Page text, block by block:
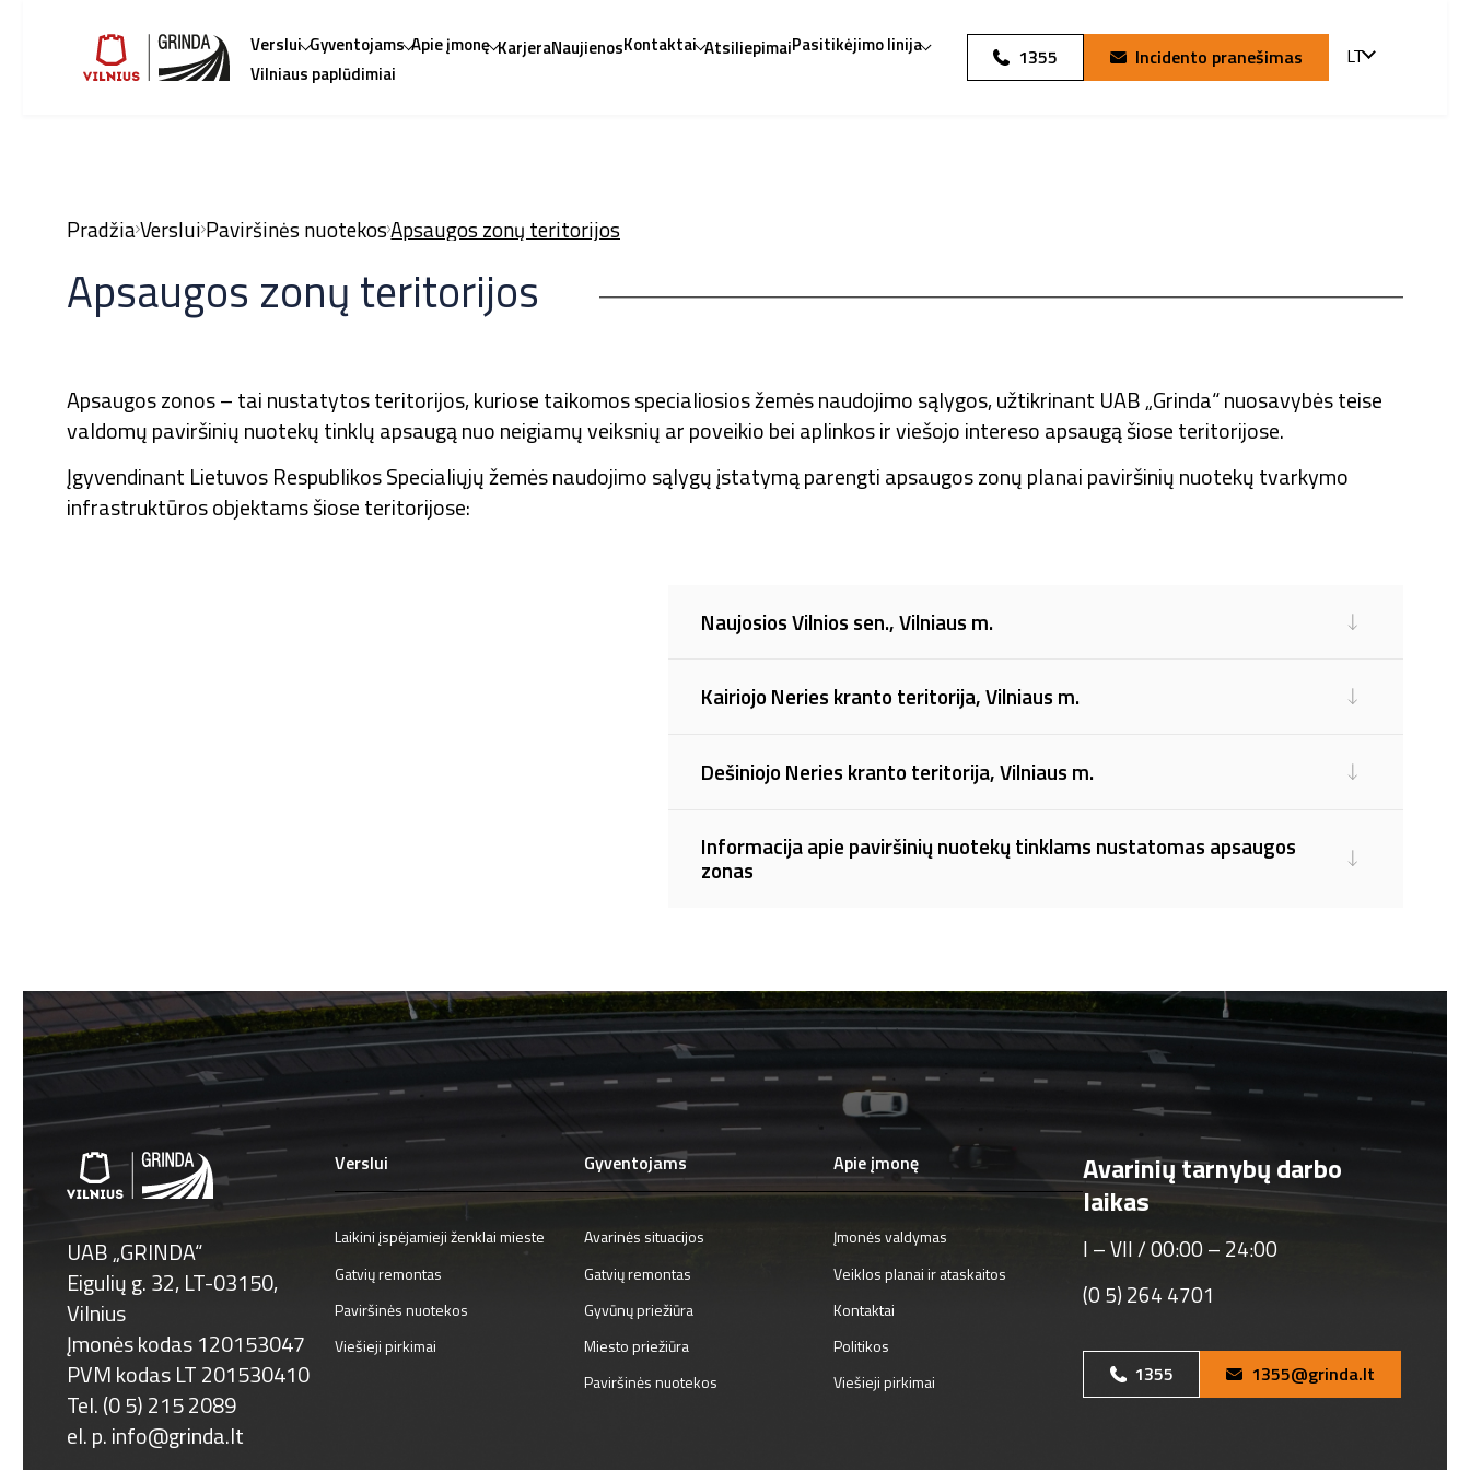
Verslui Gyventojams Apie įmonę KarjeraNaujienosKontaktai AtsiliepimaiPasitikėjimo linija
Vilniaus paplūdimiai
1355 Incidento pranešimas LT
PradžiaVersluiPaviršinės nuotekosApsaugos zonų teritorijos
Apsaugos zonų teritorijos
Apsaugos zonos – tai nustatytos teritorijos, kuriose taikomos specialiosios žemės naudojimo sąlygos, užtikrinant UAB „Grinda“ nuosavybės teise
valdomų paviršinių nuotekų tinklų apsaugą nuo neigiamų veiksnių ar poveikio bei aplinkos ir viešojo intereso apsaugą šiose teritorijose.
Įgyvendinant Lietuvos Respublikos Specialiųjų žemės naudojimo sąlygų įstatymą parengti apsaugos zonų planai paviršinių nuotekų tvarkymo
infrastruktūros objektams šiose teritorijose:
Naujosios Vilnios sen., Vilniaus m.
Kairiojo Neries kranto teritorija, Vilniaus m.
Dešiniojo Neries kranto teritorija, Vilniaus m.
Informacija apie paviršinių nuotekų tinklams nustatomas apsaugos
zonas
UAB „GRINDA“
Eigulių g. 32, LT-03150,
Vilnius
Įmonės kodas 120153047
PVM kodas LT 201530410
Tel. (0 5) 215 2089
el. p.info@grinda.lt
Verslui
Laikini įspėjamieji ženklai mieste
Gatvių remontas
Paviršinės nuotekos
Viešieji pirkimai
Gyventojams
Avarinės situacijos
Gatvių remontas
Gyvūnų priežiūra
Miesto priežiūra
Paviršinės nuotekos
Apie įmonę
Įmonės valdymas
Veiklos planai ir ataskaitos
Kontaktai
Politikos
Viešieji pirkimai
Avarinių tarnybų darbo
laikas
I – VII / 00:00 – 24:00
(0 5) 264 4701
1355 1355@grinda.lt